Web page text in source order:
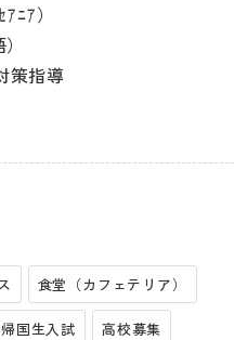
ﾆｱ）
策指導
食堂（カフェテリア）
帰国生入試 高校募集